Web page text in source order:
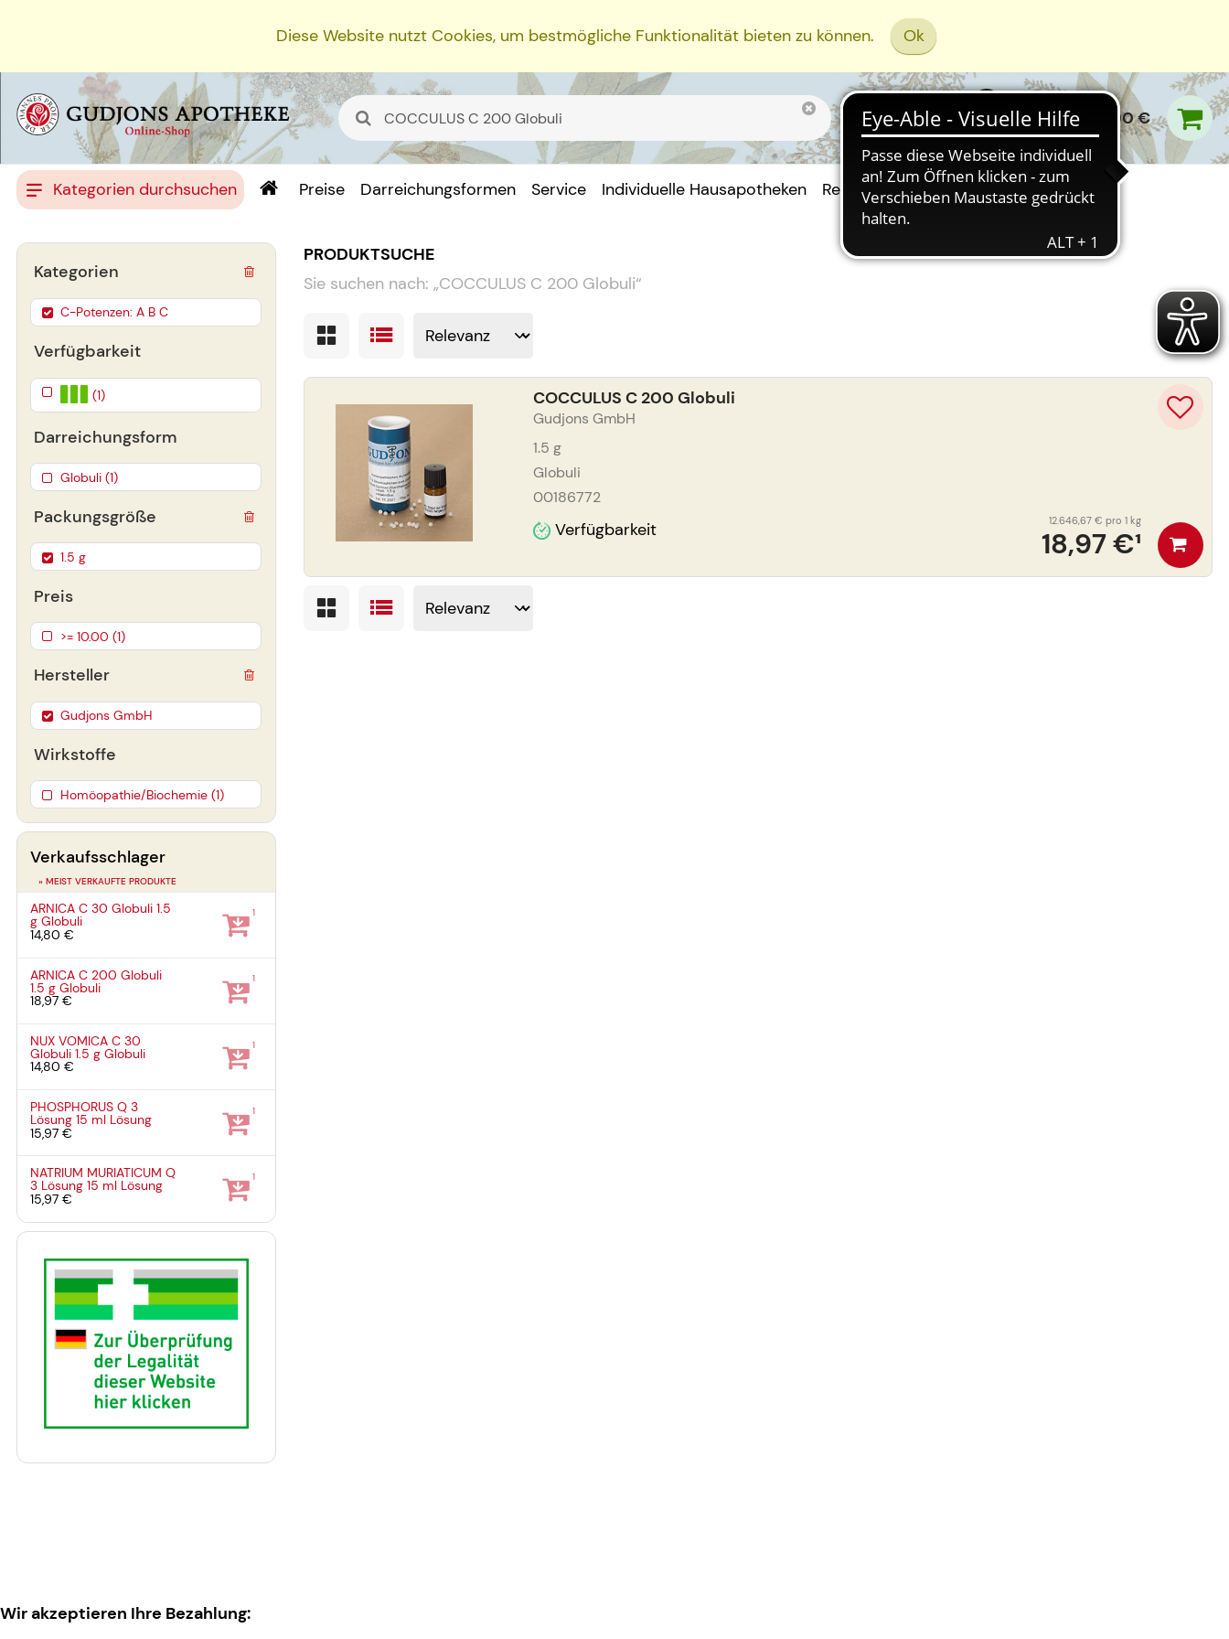
Diese Website nutzt Cookies, um bestmögliche Funktionalität bieten zu können. Ok
0,00 €
Kategorien durchsuchen Preise Darreichungsformen Service Individuelle Hausapotheken Rezept Einreichen
PRODUKTSUCHE
Sie suchen nach: „COCCULUS C 200 Globuli“
COCCULUS C 200 Globuli
Gudjons GmbH
1.5 g
Globuli
00186772
Verfügbarkeit 18,97 €¹
12.646,67 € pro 1 kg
Verfügbarkeit
(1)
Darreichungsform
Globuli (1)
Packungsgröße
1.5 g
Preis
>= 10.00 (1)
Hersteller
Gudjons GmbH
Wirkstoffe
Homöopathie/Biochemie (1)
Kategorien
C-Potenzen: A B C
Verkaufsschlager
» MEIST VERKAUFTE PRODUKTE
ARNICA C 30 Globuli1.5
gGlobuli
14,80 €
1
ARNICA C 200 Globuli
1.5 gGlobuli
18,97 €
1
NUX VOMICA C 30
Globuli1.5 gGlobuli
14,80 €
1
PHOSPHORUS Q 3
Lösung15 ml Lösung
15,97 €
1
NATRIUM MURIATICUM Q
3 Lösung15 ml Lösung
15,97 €
1
Wir akzeptieren Ihre Bezahlung: